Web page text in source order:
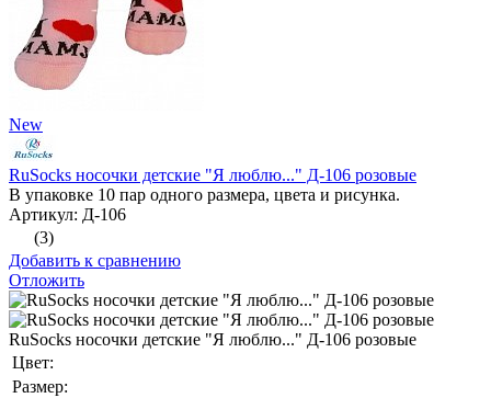
New
RuSocks носочки детские "Я люблю..." Д-106 розовые
В упаковке 10 пар одного размера, цвета и рисунка.
Артикул: Д-106
(3)
Добавить к сравнению
Отложить
RuSocks носочки детские "Я люблю..." Д-106 розовые
Цвет:
Размер: